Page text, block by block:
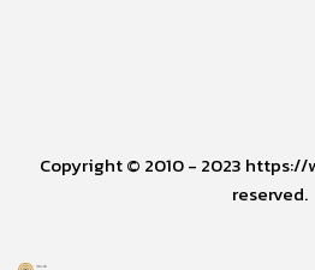
Copyright © 2010 - 2023 https://
reserved.